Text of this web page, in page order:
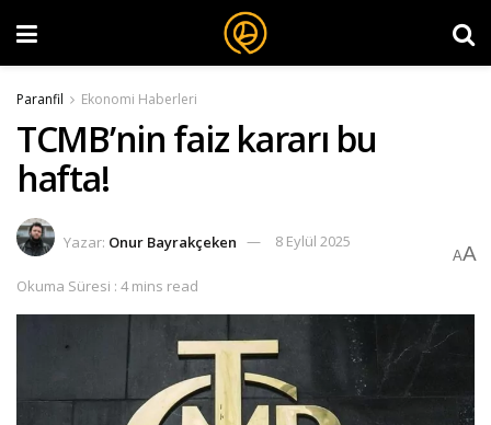
Paranfil Ekonomi Haberleri
TCMB’nin faiz kararı bu
hafta!
Yazar: Onur Bayrakçeken 8 Eylül 2025
Okuma Süresi : 4 mins read
AA